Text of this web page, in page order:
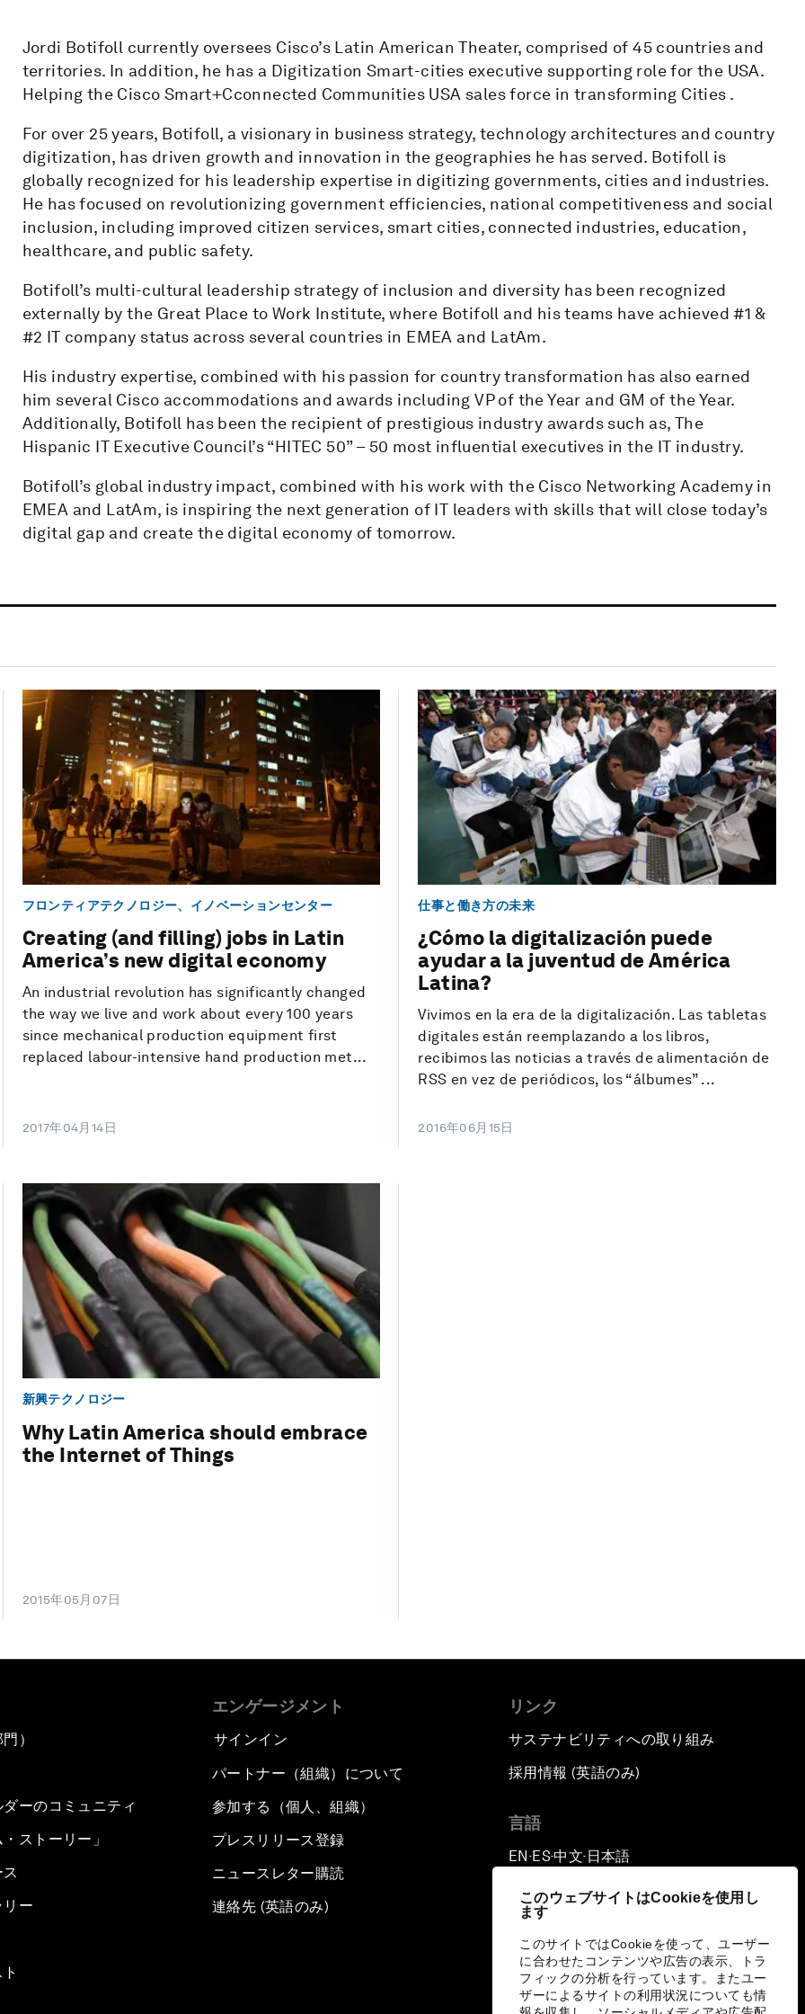
このウェブサイトはCookieを使用し
ます
このサイトではCookieを使って、ユーザー
に合わせたコンテンツや広告の表示、トラ
フィックの分析を行っています。またユー
ザーによるサイトの利用状況についても情
Jordi Botifoll currently oversees Cisco’s Latin American Theater, comprised of 45 countries and
territories. In addition, he has a Digitization Smart-cities executive supporting role for the USA.
Helping the Cisco Smart+Cconnected Communities USA sales force in transforming Cities .
For over 25 years, Botifoll, a visionary in business strategy, technology architectures and country
digitization, has driven growth and innovation in the geographies he has served. Botifoll is
globally recognized for his leadership expertise in digitizing governments, cities and industries.
He has focused on revolutionizing government efficiencies, national competitiveness and social
inclusion, including improved citizen services, smart cities, connected industries, education,
healthcare, and public safety.
Botifoll’s multi-cultural leadership strategy of inclusion and diversity has been recognized
externally by the Great Place to Work Institute, where Botifoll and his teams have achieved #1 &
#2 IT company status across several countries in EMEA and LatAm.
His industry expertise, combined with his passion for country transformation has also earned
him several Cisco accommodations and awards including VP of the Year and GM of the Year.
Additionally, Botifoll has been the recipient of prestigious industry awards such as, The
Hispanic IT Executive Council’s “HITEC 50” – 50 most influential executives in the IT industry.
Botifoll’s global industry impact, combined with his work with the Cisco Networking Academy in
EMEA and LatAm, is inspiring the next generation of IT leaders with skills that will close today’s
digital gap and create the digital economy of tomorrow.
フロンティアテクノロジー、イノベーションセンター
Creating (and filling) jobs in Latin
America’s new digital economy
An industrial revolution has significantly changed
the way we live and work about every 100 years
since mechanical production equipment first
replaced labour-intensive hand production met...
2017年04月14日
仕事と働き方の未来
¿Cómo la digitalización puede
ayudar a la juventud de América
Latina?
Vivimos en la era de la digitalización. Las tabletas
digitales están reemplazando a los libros,
recibimos las noticias a través de alimentación de
RSS en vez de periódicos, los “álbumes” ...
2016年06月15日
新興テクノロジー
Why Latin America should embrace
the Internet of Things
2015年05月07日
）
ーのコミュニティ
ストーリー」
ー
エンゲージメント
サインイン
パートナー（組織）について
参加する（個人、組織）
プレスリリース登録
ニュースレター購読
連絡先 (英語のみ)
リンク
サステナビリティへの取り組み
採用情報 (英語のみ)
言語
EN ▪ES▪中文▪ 日本語